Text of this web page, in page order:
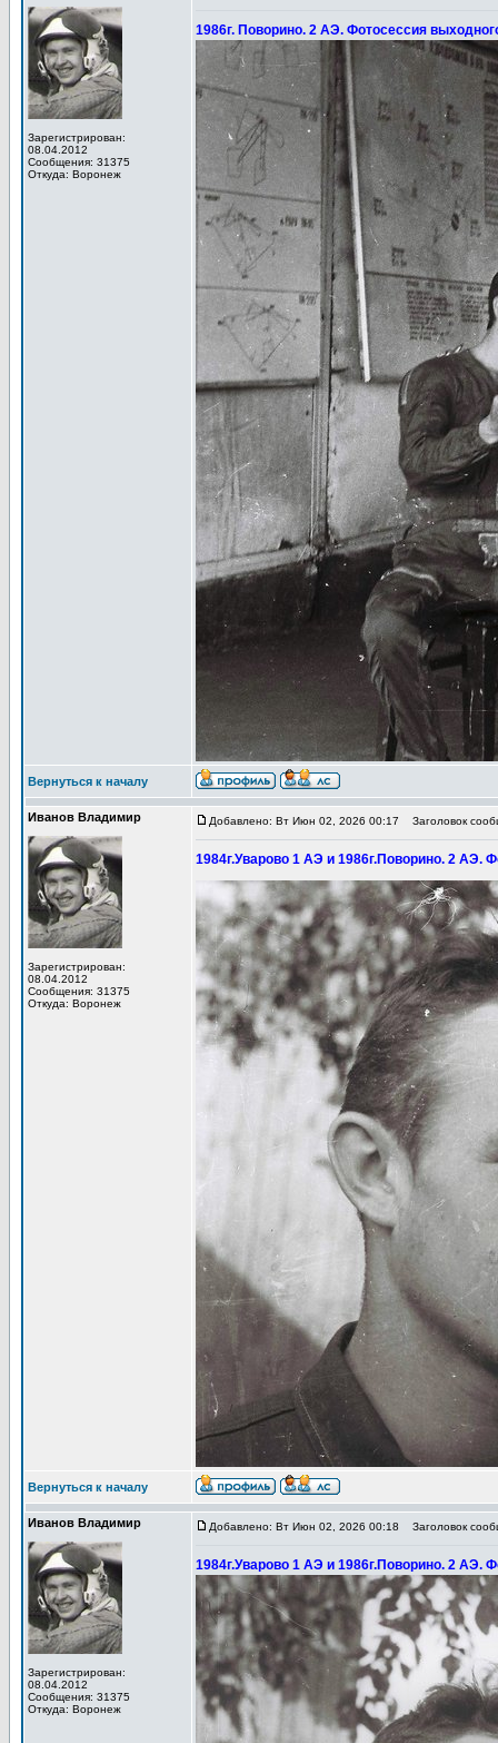
Зарегистрирован:
08.04.2012
Сообщения: 31375
Откуда: Воронеж
1986г. Поворино. 2 АЭ. Фотосессия
Вернуться к началу
Иванов Владимир
Зарегистрирован:
08.04.2012
Сообщения: 31375
Откуда: Воронеж
Добавлено: Вт Июн 02, 2026 00:17 Заголовок
1984г.Уварово 1 АЭ и 1986г.Поворино. 2 АЭ.
Вернуться к началу
Иванов Владимир
Зарегистрирован:
08.04.2012
Сообщения: 31375
Откуда: Воронеж
Добавлено: Вт Июн 02, 2026 00:18 Заголовок
1984г.Уварово 1 АЭ и 1986г.Поворино. 2 АЭ.